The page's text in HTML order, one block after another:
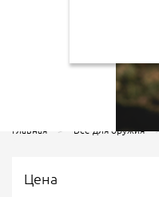
Главная Все для оружия
Цена